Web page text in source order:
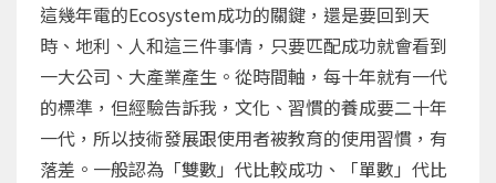
這幾年電的Ecosystem成功的關鍵，還是要回到天
時、地利、人和這三件事情，只要匹配成功就會看到
一大公司、大產業產生。從時間軸，每十年就有一代
的標準，但經驗告訴我，文化、習慣的養成要二十年
一代，所以技術發展跟使用者被教育的使用習慣，有
落差。一般認為「雙數」代比較成功、「單數」代比